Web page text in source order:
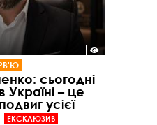
сьогодні
Україні – це
усієї
ЕКСКЛЮЗИВ